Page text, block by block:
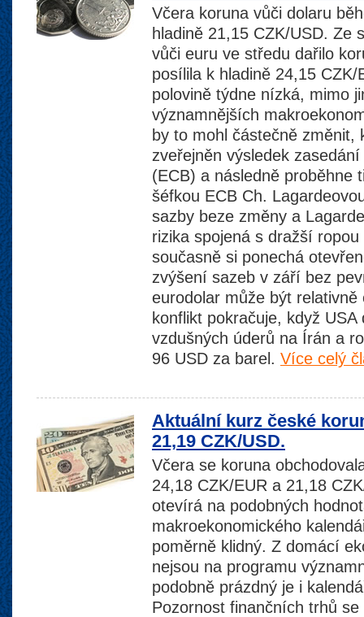
Včera koruna vůči dolaru
hladině 21,15 CZK/USD. Ze
vůči euru ve středu dařilo
posílila k hladině 24,15
polovině týdne nízká, mimo
významnějších
by to mohl částečně změnit,
zveřejněn výsledek
(ECB) a následně proběhne
šéfkou ECB Ch.
sazby beze změny a
rizika spojená s dražší
současně si ponechá
zvýšení sazeb v září bez
eurodolar může být
konflikt pokračuje, když
vzdušných úderů na Írán a
96 USD za barel. Více celý
Aktuální kurz české
21,19 CZK/USD.
Včera se koruna
24,18 CZK/EUR a 21,18
otevírá na podobných
makroekonomického
poměrně klidný. Z domácí
nejsou na programu
podobně prázdný je i
Pozornost finančních trhů